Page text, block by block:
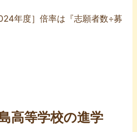
年度］倍率は『志願者数÷募
高等学校の進学